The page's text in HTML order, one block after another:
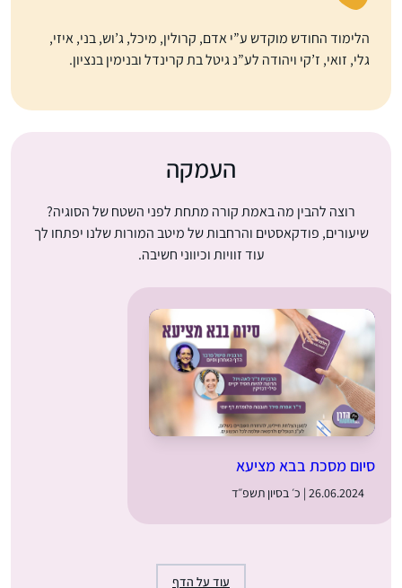
הלימוד החודש מוקדש ע”י אדם, קרולין, מיכל, ג’וש, בני, איזי,
גלי, זואי, ז’קי ויהודה לע”נ גיטל בת קרינדל ובנימין בנציון.
העמקה
רוצה להבין מה באמת קורה מתחת לפני השטח של הסוגיה?
שיעורים, פודקאסטים והרחבות של מיטב המורות שלנו יפתחו לך
עוד זוויות וכיווני חשיבה.
סיום מסכת בבא מציעא
26.06.2024 | כ׳ בסיון תשפ״ד
עוד על הדף